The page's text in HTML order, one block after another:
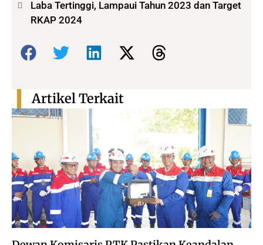
Laba Tertinggi, Lampaui Tahun 2023 dan Target
RKAP 2024
Bagikan:
Artikel Terkait